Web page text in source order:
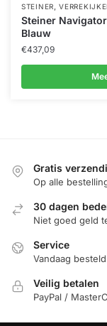
STEINER ,
Steiner
Blauw
€437,09
Gratis
Op alle
30 dagen
Niet goed geld
Service
Vandaag
Veilig betalen
PayPal /